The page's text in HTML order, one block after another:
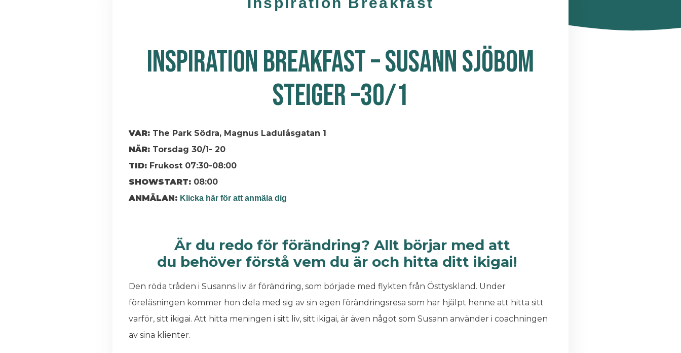
INSPIRATION BREAKFAST – SUSANN SJÖBOM
STEIGER –30/1
VAR: The Park Södra, Magnus Ladulåsgatan 1
NÄR: Torsdag 30/1- 20
TID: Frukost 07:30-08:00
SHOWSTART: 08:00
ANMÄLAN: Klicka här för att anmäla dig
Är du redo för förändring? Allt börjar med att
du behöver förstå vem du är och hitta ditt ikigai!
Den röda tråden i Susanns liv är förändring, som började med flykten från Östtyskland. Under
föreläsningen kommer hon dela med sig av sin egen förändringsresa som har hjälpt henne att hitta sitt
varför, sitt ikigai. Att hitta meningen i sitt liv, sitt ikigai, är även något som Susann använder i coachningen
av sina klienter.